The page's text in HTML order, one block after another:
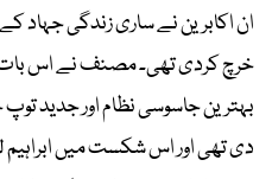
ان اکابرین نے ساری زندگی
خرچ کردی تھی۔ مصنف نے اس بات
بہترین جاسوسی نظام اور جدید
دی تھی اور اس شکست میں